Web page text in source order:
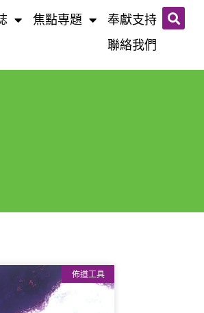
焦點専題
奉獻支持
聯絡我們
佈道工具